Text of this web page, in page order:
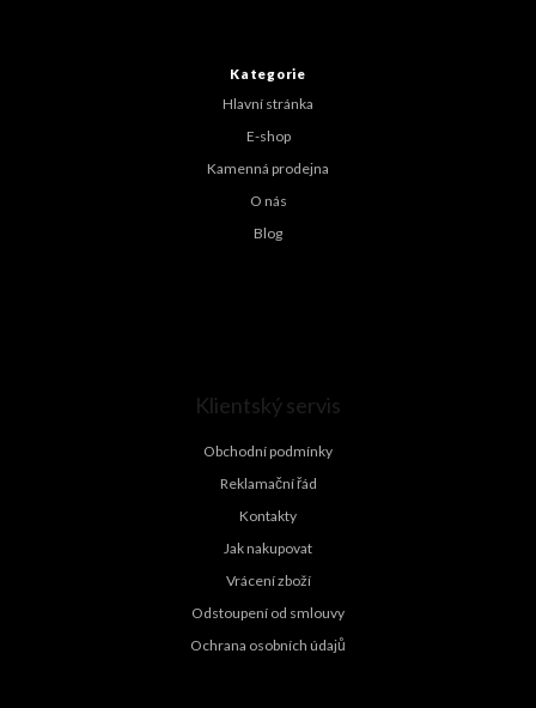
Kategorie
Hlavní stránka
E-shop
Kamenná prodejna
O nás
Blog
Klientský servis
Obchodní podmínky
Reklamační řád
Kontakty
Jak nakupovat
Vrácení zboží
Odstoupení od smlouvy
Ochrana osobních údajů